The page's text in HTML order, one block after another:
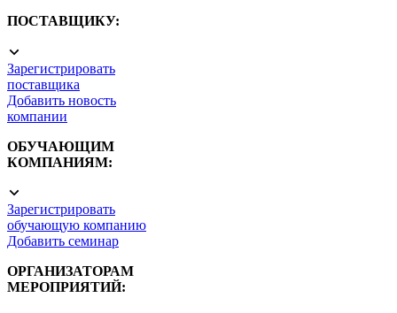
ПОСТАВЩИКУ:
Зарегистрировать
поставщика
Добавить новость
компании
ОБУЧАЮЩИМ
КОМПАНИЯМ:
Зарегистрировать
обучающую компанию
Добавить семинар
ОРГАНИЗАТОРАМ
МЕРОПРИЯТИЙ: